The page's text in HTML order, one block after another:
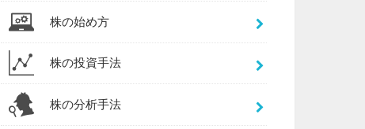
株の始め方
株の投資手法
株の分析手法